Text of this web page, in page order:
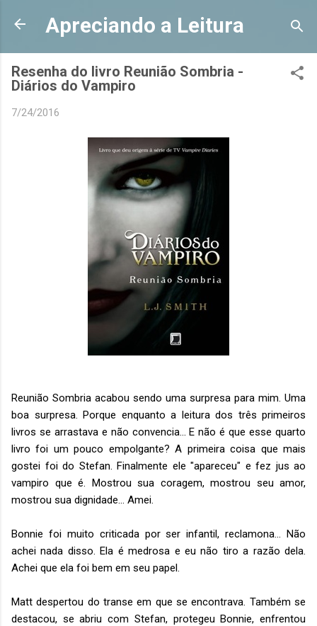
Pular para o conteúdo principal
Apreciando a Leitura
Resenha do livro Reunião Sombria -
Diários do Vampiro
7/24/2016
Reunião Sombria acabou sendo uma surpresa para mim. Uma
boa surpresa. Porque enquanto a leitura dos três primeiros
livros se arrastava e não convencia... E não é que esse quarto
livro foi um pouco empolgante? A primeira coisa que mais
gostei foi do Stefan. Finalmente ele "apareceu" e fez jus ao
vampiro que é. Mostrou sua coragem, mostrou seu amor,
mostrou sua dignidade... Amei.
Bonnie foi muito criticada por ser infantil, reclamona... Não
achei nada disso. Ela é medrosa e eu não tiro a razão dela.
Achei que ela foi bem em seu papel.
Matt despertou do transe em que se encontrava. Também se
destacou, se abriu com Stefan, protegeu Bonnie, enfrentou